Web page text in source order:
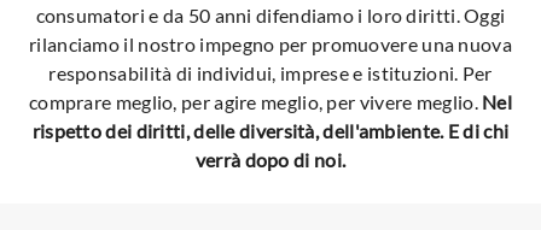
consumatori e da 50 anni difendiamo i loro diritti. Oggi
rilanciamo il nostro impegno per promuovere una nuova
responsabilità di individui, imprese e istituzioni. Per
comprare meglio, per agire meglio, per vivere meglio. Nel
rispetto dei diritti, delle diversità, dell'ambiente. E di chi
verrà dopo di noi.